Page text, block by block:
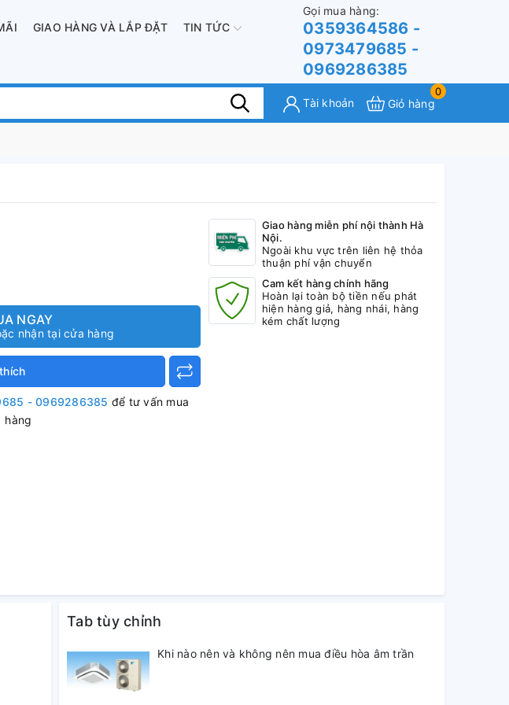
GIAO HÀNG VÀ LẮP ĐẶT TIN TỨC
Gọi mua hàng:
0359364586 -
0973479685 -
0969286385
Tài khoản
0
Giỏ hàng
NGAY
nhận tại cửa hàng
- 0969286385 để tư vấn mua
hàng
Giao hàng miễn phí nội thành Hà
Nội.
Ngoài khu vực trên liên hệ thỏa
thuận phí vận chuyển
Cam kết hàng chính hãng
Hoàn lại toàn bộ tiền nếu phát
hiện hàng giả, hàng nhái, hàng
kém chất lượng
Tab tùy chỉnh
Khi nào nên và không nên mua điều hòa âm trần